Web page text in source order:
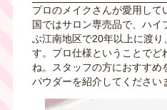
プロのメイクさんが愛用して
国ではサロン専売品で、ハイ
ぶ江南地区で20年以上に渡
す。プロ仕様ということでど
ね。スタッフの方におすすめ
パウダーを紹介してください